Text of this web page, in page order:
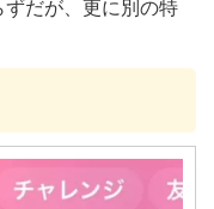
だが、更に別の特